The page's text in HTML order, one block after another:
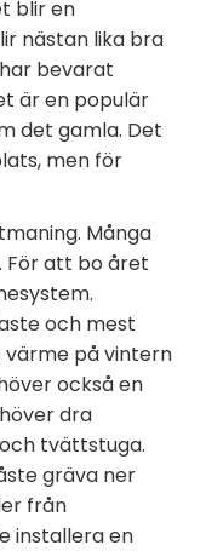
blir en
nästan lika bra
bevarat
är en populär
det gamla. Det
men för
Många
För att bo året
och mest
värme på vintern
också en
dra
tvättstuga.
gräva ner
från
installera en